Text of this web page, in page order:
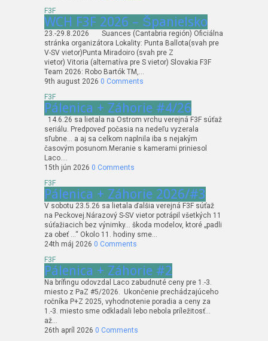
F3F
WCH F3F 2026 – Španielsko
23.-29.8.2026 Suances (Cantabria región) Oficiálna
stránka organizátora Lokality: Punta Ballota(svah pre
V-SV vietor)Punta Miradoiro (svah pre Z
vietor) Vitoria (alternatíva pre S vietor) Slovakia F3F
Team 2026: Robo Bartók TM,…
9th august 2026 0 Comments
F3F
Pálenica + Záhorie #4/26
14.6.26 sa lietala na Ostrom vrchu verejná F3F súťaž
seriálu. Predpoveď počasia na nedeľu vyzerala
sľubne… a aj sa celkom naplnila iba s nejakým
časovým posunom.Meranie s kamerami priniesol
Laco….
15th jún 2026 0 Comments
F3F
Pálenica + Záhorie 2026/#3
V sobotu 23.5.26 sa lietala ďalšia verejná F3F súťaž
na Peckovej.Nárazový S-SV vietor potrápil všetkých 11
súťažiacich bez výnimky… škoda modelov, ktoré „padli
za obeť …“ Okolo 11. hodiny sme…
24th máj 2026 0 Comments
F3F
Pálenica + Záhorie #2
Na brífingu odovzdal Laco zabudnuté ceny pre 1.-3.
miesto z PaZ #5/2026. Ukončenie prechádzajúceho
ročníka P+Z 2025, vyhodnotenie poradia a ceny za
1.-3. miesto sme odkladali lebo nebola príležitosť…
až…
26th apríl 2026 0 Comments